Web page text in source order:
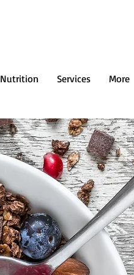
Nutrition Services More